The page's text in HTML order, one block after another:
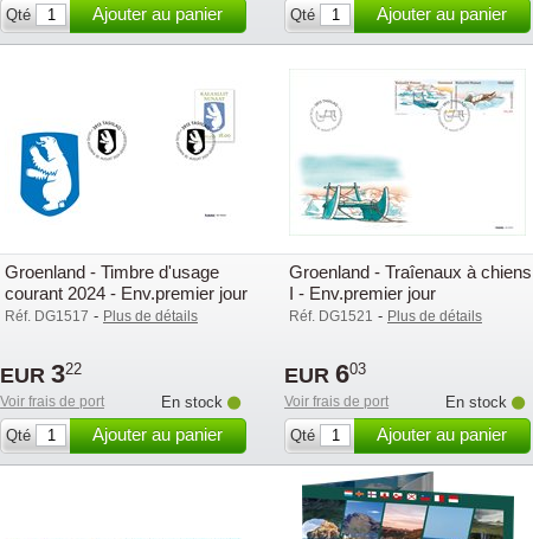
Qté
Ajouter au panier
Qté
Ajouter au panier
Groenland - Timbre d'usage
courant 2024 - Env.premier jour
Réf. DG1517 - Plus de détails
EUR 322
Voir frais de port
En stock
Qté
Ajouter au panier
Groenland - Traîenaux à chiens
I - Env.premier jour
Réf. DG1521 - Plus de détails
EUR 603
Voir frais de port
En stock
Qté
Ajouter au panier